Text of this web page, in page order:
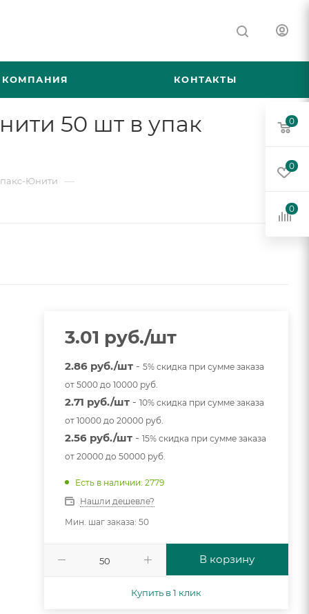
КОМПАНИЯ КОНТАКТЫ
50 шт в упак
Юнити —
3.01 руб./шт
2.86 руб./шт- 5% скидка при сумме заказа
от 5000 до 10000 руб.
2.71 руб./шт- 10% скидка при сумме заказа
от 10000 до 20000 руб.
2.56 руб./шт- 15% скидка при сумме заказа
от 20000 до 50000 руб.
Есть в наличии: 2779
Нашли дешевле?
Мин. шаг заказа: 50
В корзину
Купить в 1 клик
0
0
0